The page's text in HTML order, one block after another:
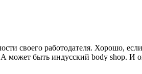
своего работодателя. Хорошо,
может быть индусский body shop. И